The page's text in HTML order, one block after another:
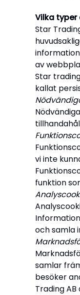
Vilka typer
Star
av
Star
kallat
vi inte
funktion
och samla
samlar
besöker
Trading